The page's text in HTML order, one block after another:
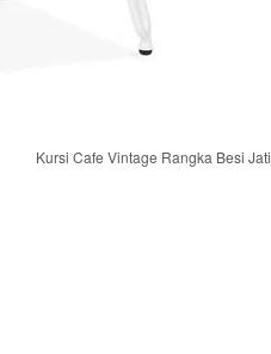
Kursi Cafe Vintage Rangka Besi Jati